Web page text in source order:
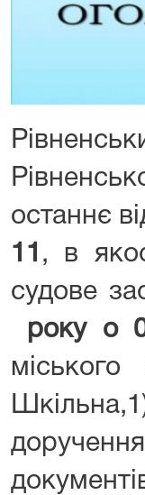
останнє
11 , в
судове
року о